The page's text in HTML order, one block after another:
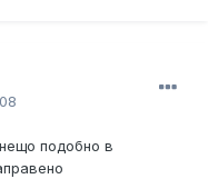
подобно в